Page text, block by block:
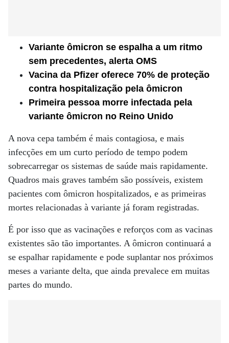
Variante ômicron se espalha a um ritmo
sem precedentes, alerta OMS
Vacina da Pfizer oferece 70% de proteção
contra hospitalização pela ômicron
Primeira pessoa morre infectada pela
variante ômicron no Reino Unido
A nova cepa também é mais contagiosa, e mais
infecções em um curto período de tempo podem
sobrecarregar os sistemas de saúde mais rapidamente.
Quadros mais graves também são possíveis, existem
pacientes com ômicron hospitalizados, e as primeiras
mortes relacionadas à variante já foram registradas.
É por isso que as vacinações e reforços com as vacinas
existentes são tão importantes. A ômicron continuará a
se espalhar rapidamente e pode suplantar nos próximos
meses a variante delta, que ainda prevalece em muitas
partes do mundo.